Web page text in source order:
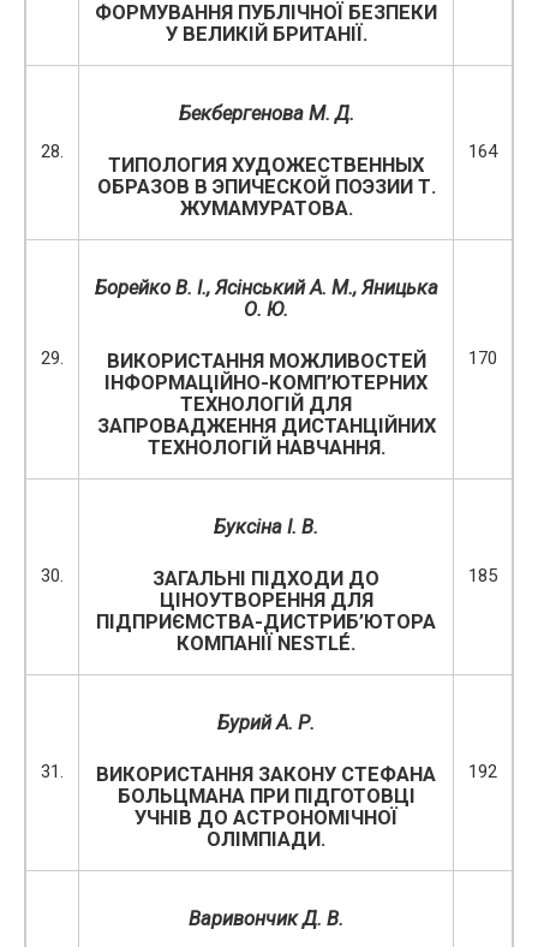
ФОРМУВАННЯ ПУБЛІЧНОЇ БЕЗПЕКИ
У ВЕЛИКІЙ БРИТАНІЇ.
28.
Бекбергенова М. Д.
ТИПОЛОГИЯ ХУДОЖЕСТВЕННЫХ
ОБРАЗОВ В ЭПИЧЕСКОЙ ПОЭЗИИ Т.
ЖУМАМУРАТОВА.
164
29.
Борейко В. І., Ясінський А. М., Яницька
О. Ю.
ВИКОРИСТАННЯ МОЖЛИВОСТЕЙ
ІНФОРМАЦІЙНО-КОМП’ЮТЕРНИХ
ТЕХНОЛОГІЙ ДЛЯ
ЗАПРОВАДЖЕННЯ ДИСТАНЦІЙНИХ
ТЕХНОЛОГІЙ НАВЧАННЯ.
170
30.
Буксіна І. В.
ЗАГАЛЬНІ ПІДХОДИ ДО
ЦІНОУТВОРЕННЯ ДЛЯ
ПІДПРИЄМСТВА-ДИСТРИБ’ЮТОРА
КОМПАНІЇ NESTLÉ.
185
31.
Бурий А. Р.
ВИКОРИСТАННЯ ЗАКОНУ СТЕФАНА
БОЛЬЦМАНА ПРИ ПІДГОТОВЦІ
УЧНІВ ДО АСТРОНОМІЧНОЇ
ОЛІМПІАДИ.
192
Варивончик Д. В.